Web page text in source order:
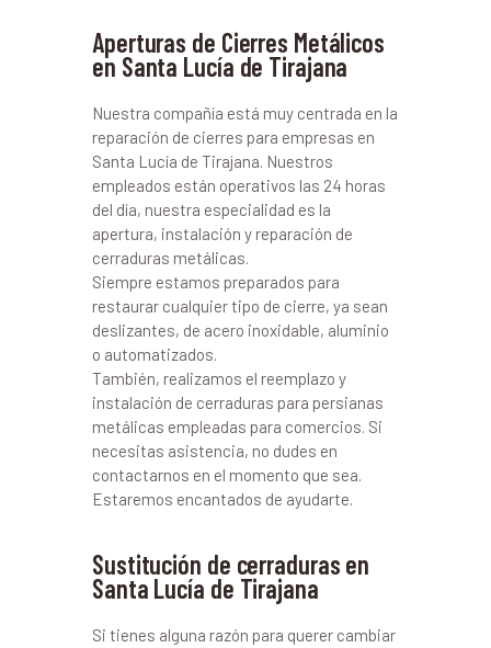
Aperturas de Cierres Metálicos
en Santa Lucía de Tirajana
Nuestra compañía está muy centrada en la
reparación de cierres para empresas en
Santa Lucía de Tirajana. Nuestros
empleados están operativos las 24 horas
del día, nuestra especialidad es la
apertura, instalación y reparación de
cerraduras metálicas.
Siempre estamos preparados para
restaurar cualquier tipo de cierre, ya sean
deslizantes, de acero inoxidable, aluminio
o automatizados.
También, realizamos el reemplazo y
instalación de cerraduras para persianas
metálicas empleadas para comercios. Si
necesitas asistencia, no dudes en
contactarnos en el momento que sea.
Estaremos encantados de ayudarte.
Sustitución de cerraduras en
Santa Lucía de Tirajana
Si tienes alguna razón para querer cambiar